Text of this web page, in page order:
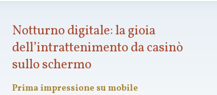
Notturno digitale: la gioia
dell’intrattenimento da casinò
sullo schermo
Prima impressione su mobile